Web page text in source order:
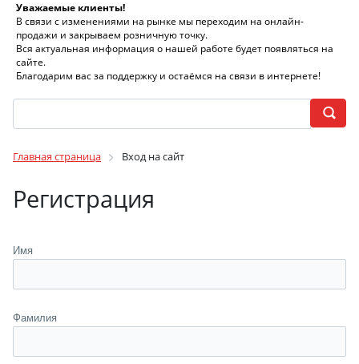
Уважаемые клиенты!
В связи с изменениями на рынке мы переходим на онлайн-
продажи и закрываем розничную точку.
Вся актуальная информация о нашей работе будет появляться на
сайте.
Благодарим вас за поддержку и остаёмся на связи в интернете!
Главная страница Вход на сайт
Регистрация
Имя
Фамилия